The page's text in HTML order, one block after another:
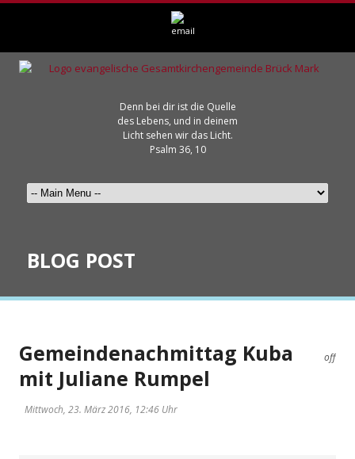
Denn bei dir ist die Quelle
des Lebens, und in deinem
Licht sehen wir das Licht.
Psalm 36, 10
BLOG POST
off
Gemeindenachmittag Kuba
mit Juliane Rumpel
Mittwoch, 23. März 2016, 12:46 Uhr